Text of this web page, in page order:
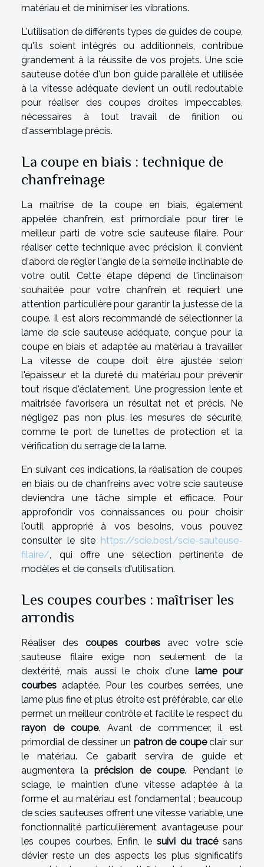
matériau et de minimiser les vibrations.
L'utilisation de différents types de guides de coupe,
qu'ils soient intégrés ou additionnels, contribue
grandement à la réussite de vos projets. Une scie
sauteuse dotée d'un bon guide parallèle et utilisée
à la vitesse adéquate devient un outil redoutable
pour réaliser des coupes droites impeccables,
nécessaires à tout travail de finition ou
d'assemblage précis.
La coupe en biais : technique de
chanfreinage
La maîtrise de la coupe en biais, également
appelée chanfrein, est primordiale pour tirer le
meilleur parti de votre scie sauteuse filaire. Pour
réaliser cette technique avec précision, il convient
d'abord de régler l'angle de la semelle inclinable de
votre outil. Cette étape dépend de l'inclinaison
souhaitée pour votre chanfrein et requiert une
attention particulière pour garantir la justesse de la
coupe. Il est alors recommandé de sélectionner la
lame de scie sauteuse adéquate, conçue pour la
coupe en biais et adaptée au matériau à travailler.
La vitesse de coupe doit être ajustée selon
l'épaisseur et la dureté du matériau pour prévenir
tout risque d'éclatement. Une progression lente et
maîtrisée favorisera un résultat net et précis. Ne
négligez pas non plus les mesures de sécurité,
comme le port de lunettes de protection et la
vérification du serrage de la lame.
En suivant ces indications, la réalisation de coupes
en biais ou de chanfreins avec votre scie sauteuse
deviendra une tâche simple et efficace. Pour
approfondir vos connaissances ou pour choisir
l'outil approprié à vos besoins, vous pouvez
consulter le site https://scie.best/scie-sauteuse-
filaire/, qui offre une sélection pertinente de
modèles et de conseils d'utilisation.
Les coupes courbes : maîtriser les
arrondis
Réaliser des coupes courbes avec votre scie
sauteuse filaire exige non seulement de la
dextérité, mais aussi le choix d'une lame pour
courbes adaptée. Pour les courbes serrées, une
lame plus fine et plus étroite est préférable, car elle
permet un meilleur contrôle et facilite le respect du
rayon de coupe. Avant de commencer, il est
primordial de dessiner un patron de coupeclair sur
le matériau. Ce gabarit servira de guide et
augmentera la précision de coupe. Pendant le
sciage, le maintien d'une vitesse adaptée à la
forme et au matériau est fondamental ; beaucoup
de scies sauteuses offrent une vitesse variable, une
fonctionnalité particulièrement avantageuse pour
les coupes courbes. Enfin, le suivi du tracésans
dévier reste un des aspects les plus significatifs